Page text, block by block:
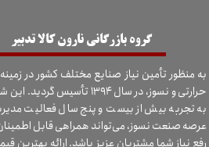
​گروه بازرگانی نارون کالا تدبیر
به منظور تأمین نیاز صنایع مختلف کشور در
حرارتی و نسوز، در سال ۱۳۹۴ تأسیس
به تجربه بیش از بیست و پنج سال فعالیت
عرصه صنعت نسوز، می‌تواند همراهی قابل
رفع نیاز شما مشتریان عزیز باشد. ارائه بهترین